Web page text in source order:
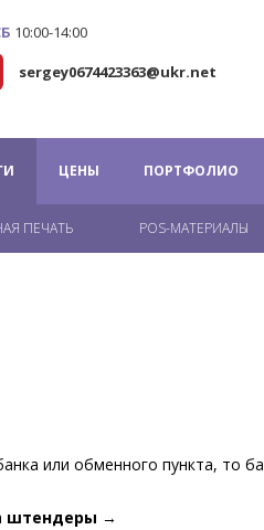
10:00-14:00
sergey0674423363@ukr.net
ЦЕНЫ ПОРТФОЛИО
ПЕЧАТЬ POS-МАТЕРИАЛЫ
или обменного пункта, то
штендеры →